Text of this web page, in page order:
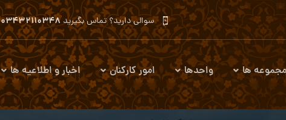
سوالی دارید؟ تماس بگیرید۰۳۴۳۲۱۱۰۳۴۸
ها واحدها امور کارکنان اخبار و اطلاعیه ها